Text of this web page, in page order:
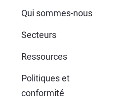
Qui sommes-nous
Secteurs
Ressources
Politiques et
conformité